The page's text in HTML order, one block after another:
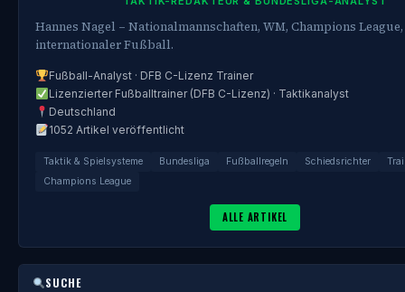
Hannes Nagel – Nationalmannschaften, WM, Champions League,
internationaler Fußball.
Fußball-Analyst · DFB C-Lizenz Trainer
Lizenzierter Fußballtrainer (DFB C-Lizenz) · Taktikanalyst
Deutschland
1052 Artikel veröffentlicht
Taktik & Spielsysteme Bundesliga Fußballregeln Schiedsrichter
Champions League
ALLE ARTIKEL
SUCHE